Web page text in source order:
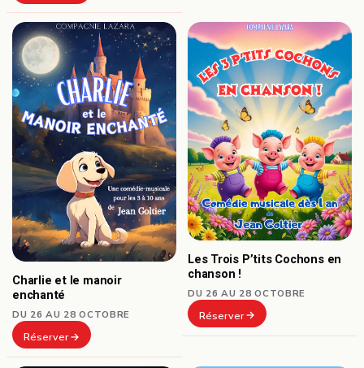
Charlie et le manoir
enchanté
DU 26 AU 28 OCTOBRE
Réserver
Les Trois P’tits Cochons en
chanson !
DU 26 AU 28 OCTOBRE
Réserver